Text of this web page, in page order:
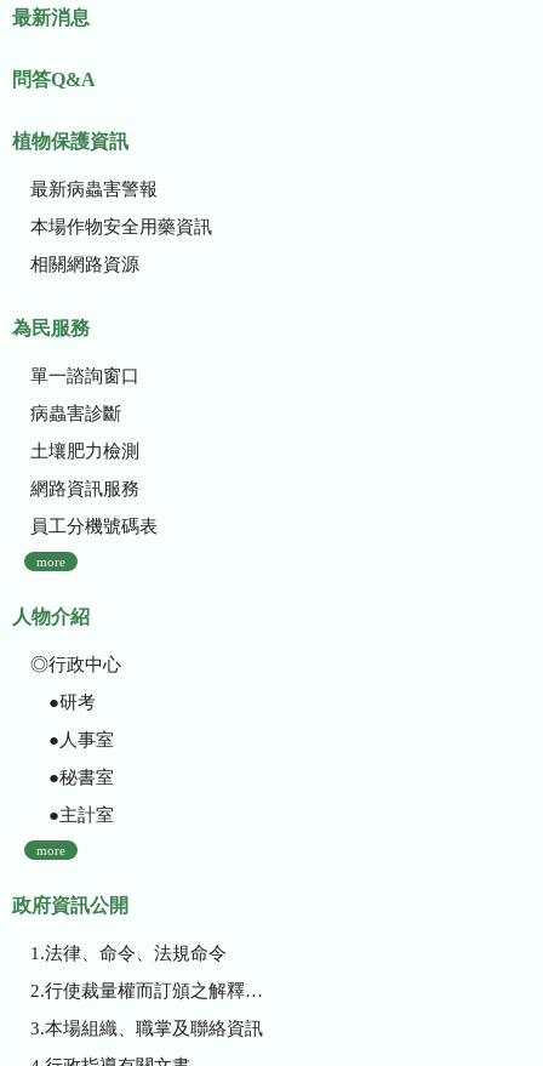
最新消息
問答Q&A
植物保護資訊
最新病蟲害警報
本場作物安全用藥資訊
相關網路資源
為民服務
單一諮詢窗口
病蟲害診斷
土壤肥力檢測
網路資訊服務
員工分機號碼表
more
人物介紹
◎行政中心
●研考
●人事室
●秘書室
●主計室
more
政府資訊公開
1.法律、命令、法規命令
2.行使裁量權而訂頒之解釋性規定及裁量基準
3.本場組織、職掌及聯絡資訊